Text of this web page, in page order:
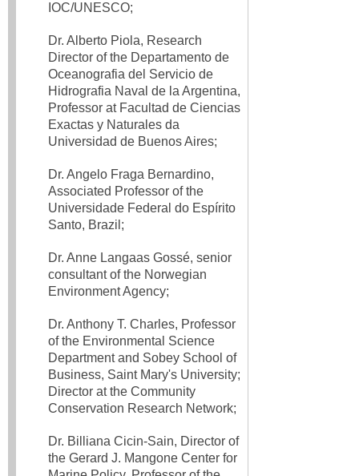
IOC/UNESCO;
Dr. Alberto Piola, Research
Director of the Departamento de
Oceanografia del Servicio de
Hidrografia Naval de la Argentina,
Professor at Facultad de Ciencias
Exactas y Naturales da
Universidad de Buenos Aires;
Dr. Angelo Fraga Bernardino,
Associated Professor of the
Universidade Federal do Espírito
Santo, Brazil;
Dr. Anne Langaas Gossé, senior
consultant of the Norwegian
Environment Agency;
Dr. Anthony T. Charles, Professor
of the Environmental Science
Department and Sobey School of
Business, Saint Mary's University;
Director at the Community
Conservation Research Network;
Dr. Billiana Cicin-Sain, Director of
the Gerard J. Mangone Center for